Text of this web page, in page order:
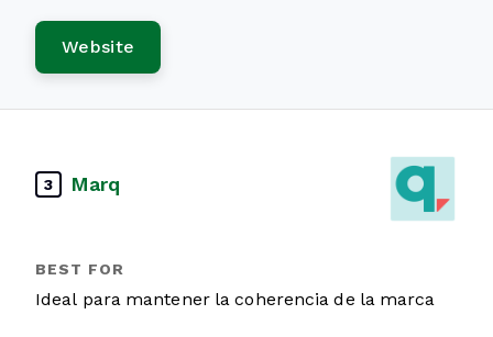
Website
3 Marq
Ideal para mantener la coherencia de la marca